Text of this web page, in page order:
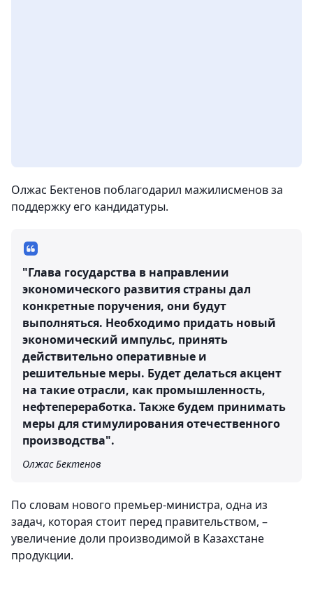
Олжас Бектенов поблагодарил мажилисменов за
поддержку его кандидатуры.
"Глава государства в направлении
экономического развития страны дал
конкретные поручения, они будут
выполняться. Необходимо придать новый
экономический импульс, принять
действительно оперативные и
решительные меры. Будет делаться акцент
на такие отрасли, как промышленность,
нефтепереработка. Также будем принимать
меры для стимулирования отечественного
производства".
Олжас Бектенов
По словам нового премьер-министра, одна из
задач, которая стоит перед правительством, –
увеличение доли производимой в Казахстане
продукции.